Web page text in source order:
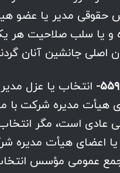
مدیر یا عضو
و یا سلب صلاحیت هر
اصلی جانشین آنان
انتخاب یا عزل مدیر
هیأت مدیره شرکت با
عادی است، مگر
یا اعضای هیأت مدیره
عمومی مؤسس